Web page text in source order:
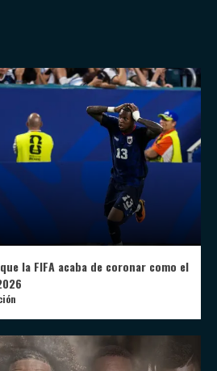
la FIFA acaba de coronar como el